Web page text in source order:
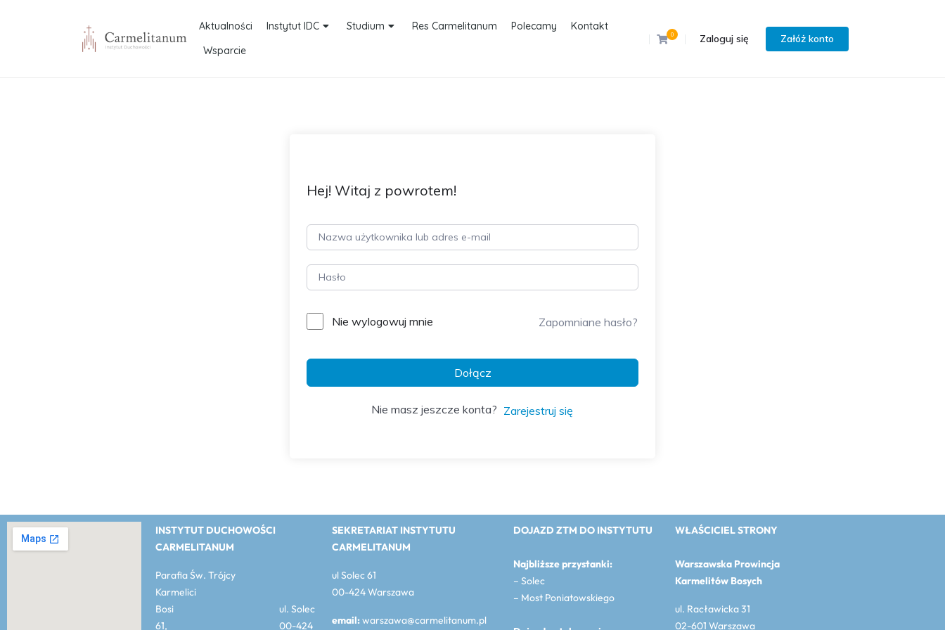
Aktualności Instytut IDC Studium Res Carmelitanum Polecamy
Kontakt
Wsparcie
0 Zaloguj się Załóż konto
Hej! Witaj z powrotem!
Nie wylogowuj mnie Zapomniane hasło?
Dołącz
Nie masz jeszcze konta? Zarejestruj się
INSTYTUT DUCHOWOŚCI
CARMELITANUM
Parafia Św. Trójcy
Karmelici
Bosi ul. Solec
61, 00-424
SEKRETARIAT INSTYTUTU
CARMELITANUM
ul Solec 61
00-424 Warszawa
email:warszawa@carmelitanum.pl
DOJAZD ZTM DO INSTYTUTU
Najbliższe przystanki:
– Solec
– Most Poniatowskiego
WŁAŚCICIEL STRONY
Warszawska Prowincja
Karmelitów Bosych
ul. Racławicka 31
02-601 Warszawa